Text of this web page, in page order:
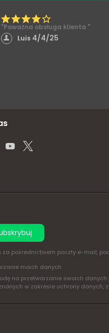
"Poważna obsługa klienta "
Luis 4/4/25
pośrednictwem poczty e-mail,
moich danych
na przetwarzanie swoich
w zakresie ochrony